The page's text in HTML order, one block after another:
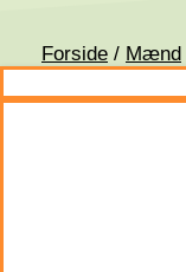
Forside / Mænd